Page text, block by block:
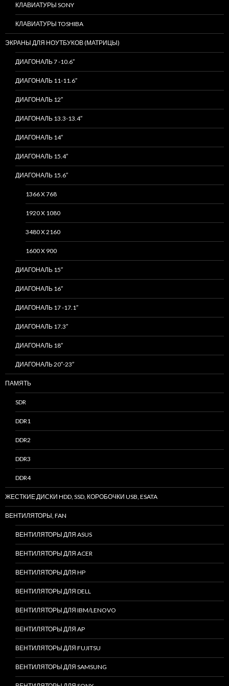
КЛАВИАТУРЫ SONY
КЛАВИАТУРЫ TOSHIBA
ЭКРАНЫ ДЛЯ НОУТБУКОВ (МАТРИЦЫ)
ДИАГОНАЛЬ 7 -10.6″
ДИАГОНАЛЬ 11-11.6″
ДИАГОНАЛЬ 12″
ДИАГОНАЛЬ 13.3-13.4″
ДИАГОНАЛЬ 14″
ДИАГОНАЛЬ 15.4″
ДИАГОНАЛЬ 15.6″
1366 X 768
1920 X 1080
3480 X 2160
1600 X 900
ДИАГОНАЛЬ 15″
ДИАГОНАЛЬ 16″
ДИАГОНАЛЬ 17 -17.1″
ДИАГОНАЛЬ 17.3″
ДИАГОНАЛЬ 18″
ДИАГОНАЛЬ 20″-23″
ПАМЯТЬ
SDR
DDR1
DDR2
DDR3
DDR4
ЖЕСТКИЕ ДИСКИ HDD, SSD, КОРОБОЧКИ USB, ESATA
ВЕНТИЛЯТОРЫ, FAN
ВЕНТИЛЯТОРЫ ДЛЯ ASUS
ВЕНТИЛЯТОРЫ ДЛЯ ACER
ВЕНТИЛЯТОРЫ ДЛЯ HP
ВЕНТИЛЯТОРЫ ДЛЯ DELL
ВЕНТИЛЯТОРЫ ДЛЯ IBM/LENOVO
ВЕНТИЛЯТОРЫ ДЛЯ AP
ВЕНТИЛЯТОРЫ ДЛЯ FUJITSU
ВЕНТИЛЯТОРЫ ДЛЯ SAMSUNG